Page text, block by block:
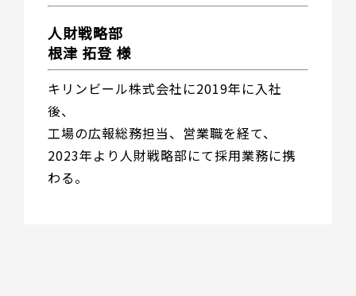
人財戦略部
根津 拓登 様
キリンビール株式会社に2019年に入社
後、
工場の広報総務担当、営業職を経て、
2023年より人財戦略部にて採用業務に携
わる。